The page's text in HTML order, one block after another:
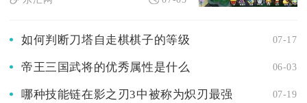
如何判断刀塔自走棋棋子的等级 07-17
帝王三国武将的优秀属性是什么 06-03
哪种技能链在影之刃3中被称为炽刃最强 07-19